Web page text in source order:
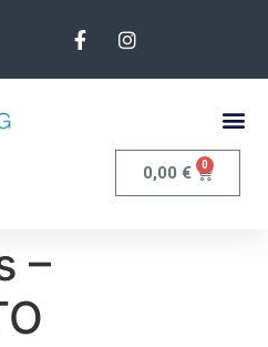
0,00 € 0
–